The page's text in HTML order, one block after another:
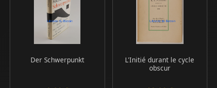
Der Schwerpunkt
L'Initié durant le cycle
obscur